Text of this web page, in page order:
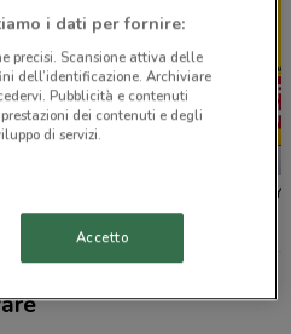
PENNY
i dati per fornire:
precisi. Scansione attiva delle
dell’identificazione. Archiviare
Pubblicità e contenuti
dei contenuti e degli
di servizi.
Accetto